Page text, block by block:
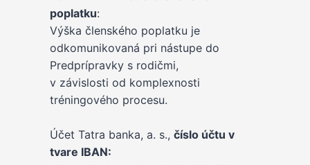
poplatku:
Výška členského poplatku je
odkomunikovaná pri nástupe do
Predprípravky s rodičmi,
v závislosti od komplexnosti
tréningového procesu.
Účet Tatra banka, a. s., číslo účtu v
tvare IBAN: